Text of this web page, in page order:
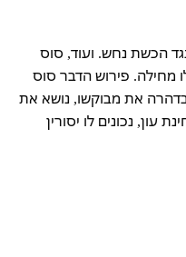
הכשת נחש. ועוד, סוס
מחילה. פירוש הדבר סוס
את מבוקשו, נושא את
עון, נכונים לו יסורין